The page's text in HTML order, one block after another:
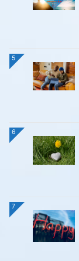
5
6
7